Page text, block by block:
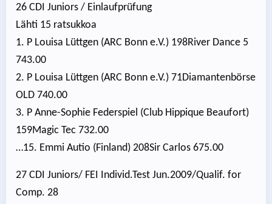
26 CDI Juniors / Einlaufprüfung
Lähti 15 ratsukkoa
1. P Louisa Lüttgen (ARC Bonn e.V.) 198River Dance 5
743.00
2. P Louisa Lüttgen (ARC Bonn e.V.) 71Diamantenbörse
OLD 740.00
3. P Anne-Sophie Federspiel (Club Hippique Beaufort)
159Magic Tec 732.00
…15. Emmi Autio (Finland) 208Sir Carlos 675.00
27 CDI Juniors/ FEI Individ.Test Jun.2009/Qualif. for
Comp. 28